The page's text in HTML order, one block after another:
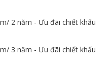
2 năm - Ưu đãi chiết khấu
3 năm - Ưu đãi chiết khấu